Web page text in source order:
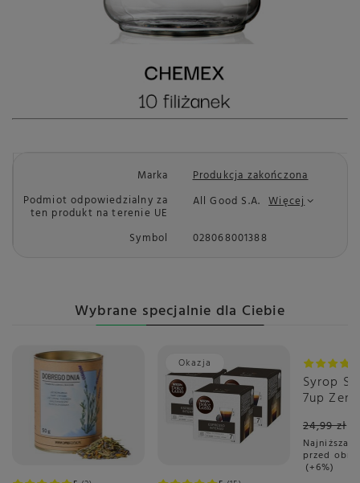
Marka
Produkcja zakończona
Podmiot odpowiedzialny za
ten produkt na terenie UE
All Good S.A. Więcej
Symbol 028068001388
Wybrane specjalnie dla Ciebie
Okazja Okazja
Syrop
7up
24,99 zł
Najniższa
przed
+6%